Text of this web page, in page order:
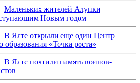
Маленьких жителей Алупки
Новым годом
В Ялте открыли еще один Центр
образования «Точка роста»
В Ялте почтили память воинов-